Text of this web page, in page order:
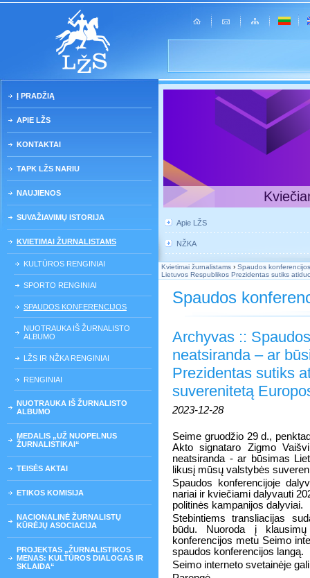
Į PRADŽIĄ
APIE LŽS
KONTAKTAI
TAPK LŽS NARIU
NAUJIENOS
SUVAŽIAVIMŲ ISTORIJA
KVIETIMAI ŽURNALISTAMS
KULTŪROS RENGINIAI
SPORTO RENGINIAI
SPAUDOS KONFERENCIJOS
NUOTRAUKA IŠ ŽURNALISTO
ALBUMO
LŽS IR NŽKA RENGINIAI
RENGINIAI
NUOTRAUKA IŠ ŽURNALISTO
ALBUMO
MEDALIS „UŽ NUOPELNUS
ŽURNALISTIKAI“
TEISĖS AKTAI
ETIKOS KOMISIJA
NACIONALINĖ ŽURNALISTŲ
KŪRĖJŲ ASOCIACIJA
PROJEKTAS „ŽURNALISTIKOS
MENAS: KULTŪROS DIALOGAS IR
SKLAIDA“
Apie LŽS
NŽKA
Kvietimai žurnalistams › Spaudos konferencijos
Lietuvos Respublikos Prezidentas sutiks
Spaudos
Archyvas ::
neatsiranda – ar
Prezidentas sutiks
suverenitetą
2023-12-28
Seime gruodžio 29 d.,
Akto signataro Zigmo
neatsiranda - ar būsimas
likusį mūsų valstybės
Spaudos konferencijoje
nariai ir kviečiami dalyvauti
politinės kampanijos dalyviai.
Stebintiems transliacijas
būdu. Nuoroda į
konferencijos metu Seimo
spaudos konferencijos langą.
Seimo interneto svetainėje